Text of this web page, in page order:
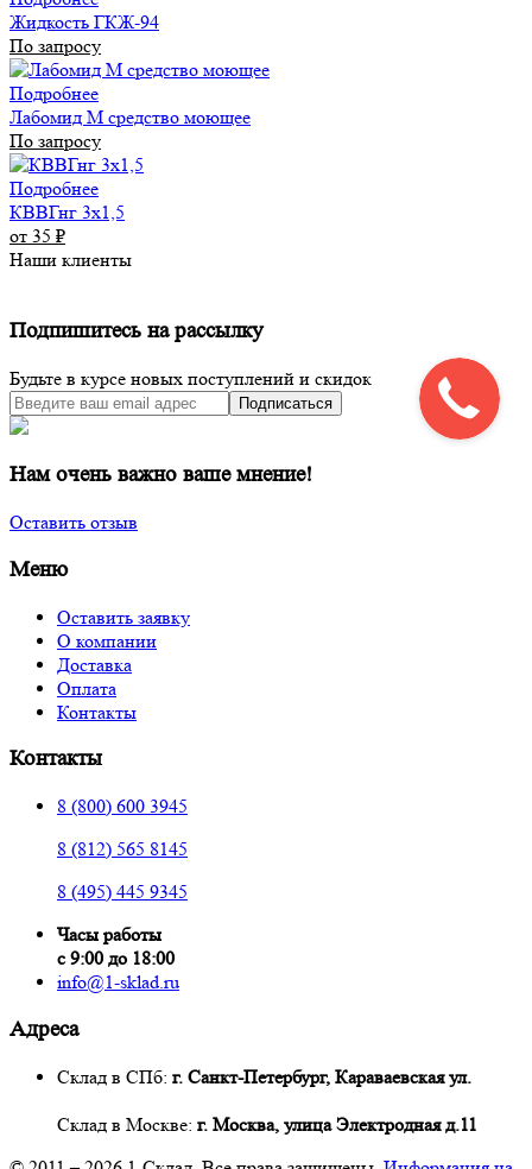
Жидкость ГКЖ-94
По запросу
Подробнее
Лабомид М средство моющее
По запросу
Подробнее
КВВГнг 3х1,5
от 35 ₽
Наши клиенты
Подпишитесь на рассылку
Будьте в курсе новых поступлений и скидок
Подписаться
Нам очень важно ваше мнение!
Оставить отзыв
Меню
Оставить заявку
О компании
Доставка
Оплата
Контакты
Контакты
8 (800) 600 3945
8 (812) 565 8145
8 (495) 445 9345
Часы работы
с 9:00 до 18:00
info@1-sklad.ru
Адреса
Склад в СПб: г. Санкт-Петербург, Караваевская ул.
Склад в Москве: г. Москва, улица Электродная д.11